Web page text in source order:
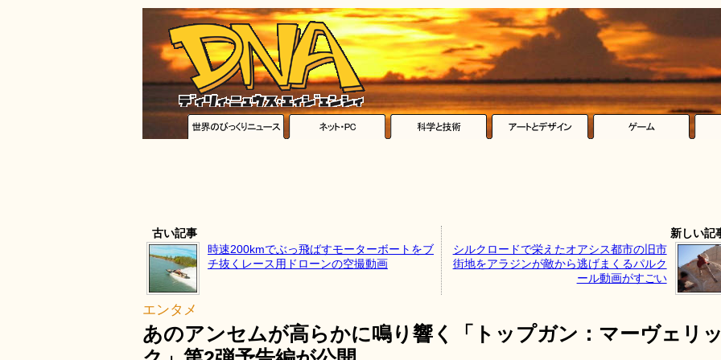
古い記事
時速200kmでぶっ飛ばすモーターボートをブ
チ抜くレース用ドローンの空撮動画
新しい記
シルクロードで栄えたオアシス都市の旧市
街地をアラジンが敵から逃げまくるパルク
ール動画がすごい
エンタメ
あのアンセムが高らかに鳴り響く「トップガン：マーヴェリ